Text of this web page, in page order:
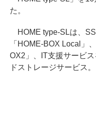
た。
HOME type-SLは、
「HOME-BOX Local」
OX2」、IT支援サービ
ドストレージサービス。